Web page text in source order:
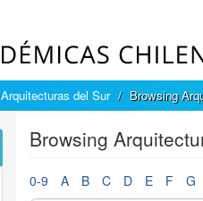
Arquitecturas del Sur Browsing
Browsing
0-9 A B C D E F G